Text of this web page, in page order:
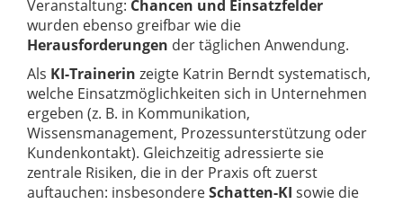
Veranstaltung: Chancen und Einsatzfelder
wurden ebenso greifbar wie die
Herausforderungen der täglichen Anwendung.
Als KI-Trainerin zeigte Katrin Berndt systematisch,
welche Einsatzmöglichkeiten sich in Unternehmen
ergeben (z. B. in Kommunikation,
Wissensmanagement, Prozessunterstützung oder
Kundenkontakt). Gleichzeitig adressierte sie
zentrale Risiken, die in der Praxis oft zuerst
auftauchen: insbesondereSchatten-KI sowie die